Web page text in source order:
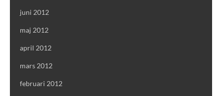
juni 2012
maj 2012
april 2012
mars 2012
februari 2012